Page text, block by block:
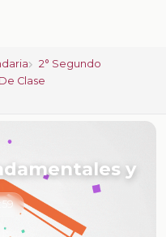
2° Segundo
Clase
y